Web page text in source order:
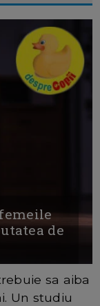
de
sa aiba
Un studiu